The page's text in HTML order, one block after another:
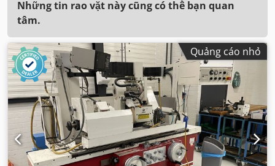
Những tin rao vặt này cũng có thể bạn quan
tâm.
Quảng cáo nhỏ